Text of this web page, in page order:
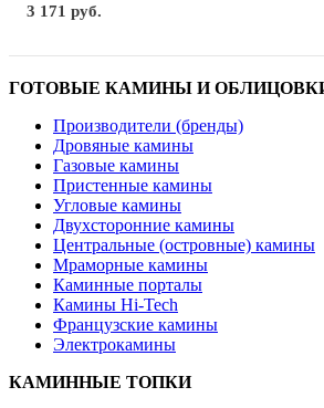
3 171 руб.
ГОТОВЫЕ КАМИНЫ И
Производители (бренды)
Дровяные камины
Газовые камины
Пристенные камины
Угловые камины
Двухсторонние камины
Центральные (островные) камины
Мраморные камины
Каминные порталы
Камины Hi-Tech
Французские камины
Электрокамины
КАМИННЫЕ ТОПКИ